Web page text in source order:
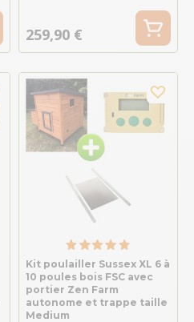
259,90 €
Kit poulailler Sussex XL 6 à
10 poules bois FSC avec
portier Zen Farm
autonome et trappe taille
Medium